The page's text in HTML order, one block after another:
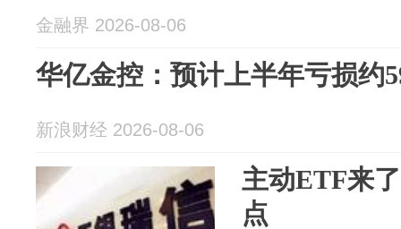
金融界 2026-08-06
华亿金控：预计上半年亏损约
新浪财经 2026-08-06
主动ETF来
点